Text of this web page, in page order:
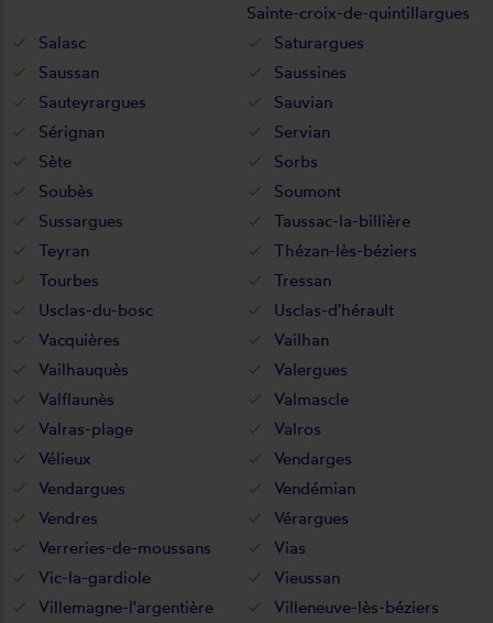
Sainte-croix-de-quintillargues
Salasc
Saturargues
Saussan
Saussines
Sauteyrargues
Sauvian
Sérignan
Servian
Sète
Sorbs
Soubès
Soumont
Sussargues
Taussac-la-billière
Teyran
Thézan-lès-béziers
Tourbes
Tressan
Usclas-du-bosc
Usclas-d'hérault
Vacquières
Vailhan
Vailhauquès
Valergues
Valflaunès
Valmascle
Valras-plage
Valros
Vélieux
Vendarges
Vendargues
Vendémian
Vendres
Vérargues
Verreries-de-moussans
Vias
Vic-la-gardiole
Vieussan
Villemagne-l'argentière
Villeneuve-lès-béziers